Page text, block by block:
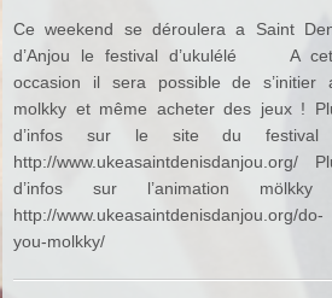
Ce weekend se déroulera a Saint
d’Anjou le festival d’ukulélé A
occasion il sera possible de s’initier
molkky et même acheter des jeux !
d’infos sur le site du
http://www.ukeasaintdenisdanjou.org/
d’infos sur l’animation
http://www.ukeasaintdenisdanjou.org/do-
you-molkky/